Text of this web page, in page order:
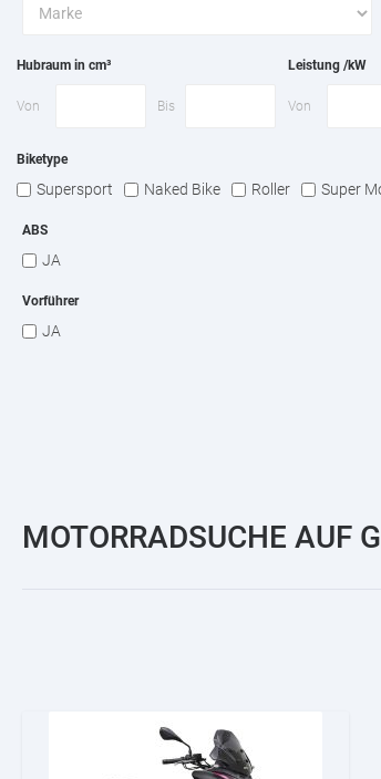
Hubraum in cm³
Von Bis
Leistung /kW
Von
Biketype
Supersport Naked Bike Roller Super
ABS
JA
Vorführer
JA
MOTORRADSUCHE AUF